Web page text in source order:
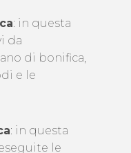
: in questa
da
di bonifica,
e le
: in questa
le